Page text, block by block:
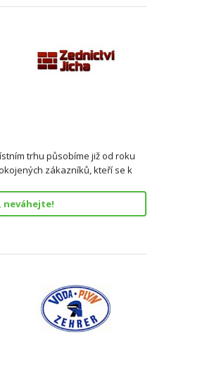
trhu působíme již od roku
zákazníků, kteří se k
neváhejte!